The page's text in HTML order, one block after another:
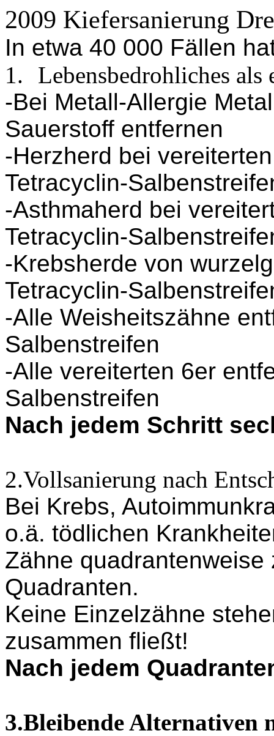
2009 Kiefersanierung
In etwa 40 000 Fällen
1.
Lebensbedrohliches
-Bei Metall-Allergie
Sauerstoff entfernen
-Herzherd bei
Tetracyclin-
-Asthmaherd bei
Tetracyclin-
-Krebsherde von
Tetracyclin-
-Alle Weisheitszähne
Salbenstreifen
-Alle vereiterten 6er
Salbenstreifen
Nach jedem Schritt
2.Vollsanierung nach
Bei Krebs,
o.ä. tödlichen
Zähne
Quadranten.
Keine Einzelzähne
zusammen fließt!
Nach jedem
3.Bleibende Alternativen